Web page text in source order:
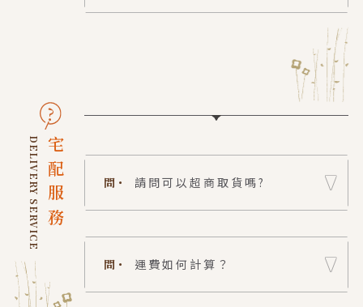
宅配服務
DELIVERY SERVICE 問・ 請問可以超商取貨嗎?
問・ 運費如何計算？